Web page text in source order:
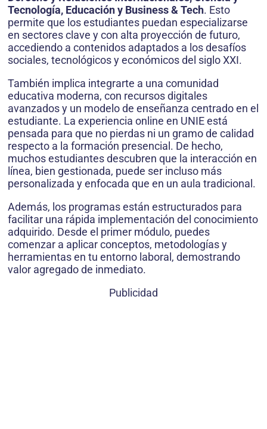
Tecnología, Educación y Business & Tech. Esto
permite que los estudiantes puedan especializarse
en sectores clave y con alta proyección de futuro,
accediendo a contenidos adaptados a los desafíos
sociales, tecnológicos y económicos del siglo XXI.
También implica integrarte a una comunidad
educativa moderna, con recursos digitales
avanzados y un modelo de enseñanza centrado en el
estudiante. La experiencia online en UNIE está
pensada para que no pierdas ni un gramo de calidad
respecto a la formación presencial. De hecho,
muchos estudiantes descubren que la interacción en
línea, bien gestionada, puede ser incluso más
personalizada y enfocada que en un aula tradicional.
Además, los programas están estructurados para
facilitar una rápida implementación del conocimiento
adquirido. Desde el primer módulo, puedes
comenzar a aplicar conceptos, metodologías y
herramientas en tu entorno laboral, demostrando
valor agregado de inmediato.
Publicidad